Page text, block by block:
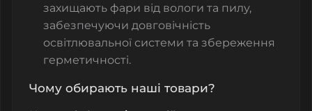
захищають фари від вологи та пилу,
забезпечуючи довговічність
освітлювальної системи та збереження
герметичності.
Чому обирають наші товари?